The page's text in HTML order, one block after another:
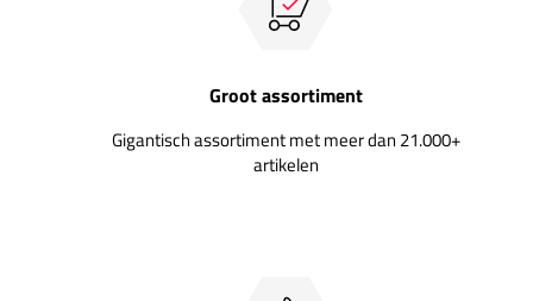
Groot assortiment
Gigantisch assortiment met meer dan 21.000+
artikelen